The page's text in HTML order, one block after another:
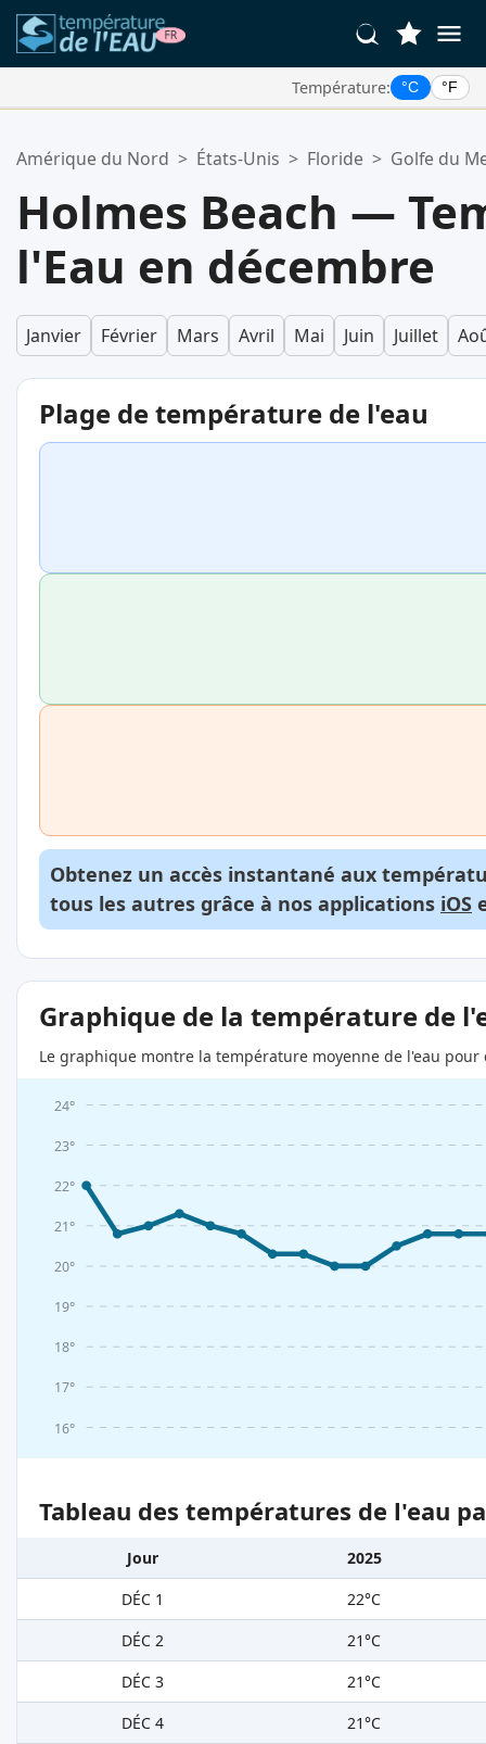
Température: °C °F
Votre liste de favoris est vide.
Amérique du Nord > États-Unis > Floride > Golfe du
Holmes Beach —
l'Eau en décembre
Janvier Février Mars Avril Mai Juin Juillet
Plage de température de l'eau
Obtenez un accès instantané aux
tous les autres grâce à nos applications iOS
Graphique de la température de
Le graphique montre la température moyenne de l'eau
16°
17°
18°
19°
20°
21°
22°
23°
24°
Tableau des températures de l'eau
Jour
2025
DÉC 1
22°C
DÉC 2
21°C
DÉC 3
21°C
DÉC 4
21°C